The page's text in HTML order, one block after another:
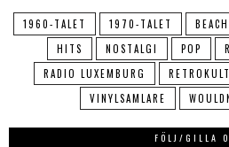
1960-TALET 1970-TALET
HITS
NOSTALGI POP
RADIO LUXEMBURG
VINYLSAMLARE
FÖLJ/GILLA